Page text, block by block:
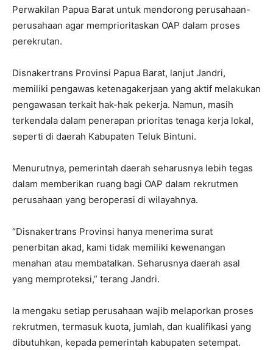
Perwakilan Papua Barat untuk mendorong perusahaan-
perusahaan agar memprioritaskan OAP dalam proses
perekrutan.
Disnakertrans Provinsi Papua Barat, lanjut Jandri,
memiliki pengawas ketenagakerjaan yang aktif melakukan
pengawasan terkait hak-hak pekerja. Namun, masih
terkendala dalam penerapan prioritas tenaga kerja lokal,
seperti di daerah Kabupaten Teluk Bintuni.
Menurutnya, pemerintah daerah seharusnya lebih tegas
dalam memberikan ruang bagi OAP dalam rekrutmen
perusahaan yang beroperasi di wilayahnya.
“Disnakertrans Provinsi hanya menerima surat
penerbitan akad, kami tidak memiliki kewenangan
menahan atau membatalkan. Seharusnya daerah asal
yang memproteksi,” terang Jandri.
Ia mengaku setiap perusahaan wajib melaporkan proses
rekrutmen, termasuk kuota, jumlah, dan kualifikasi yang
dibutuhkan, kepada pemerintah kabupaten setempat.